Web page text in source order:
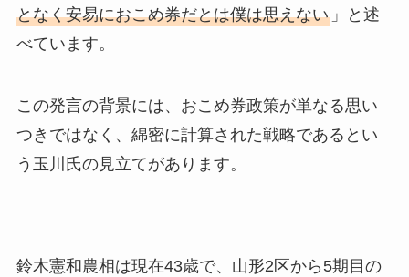
となく安易におこめ券だとは僕は思えない」と述
べています。
この発言の背景には、おこめ券政策が単なる思い
つきではなく、綿密に計算された戦略であるとい
う玉川氏の見立てがあります。
鈴木憲和農相は現在43歳で、山形2区から5期目の